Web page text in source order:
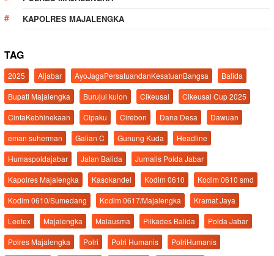
KAPOLRES MAJALENGKA
TAG
2025 Aljabar AyoJagaPersatuandanKesatuanBangsa
Balida
Bupati Majalengka
Burujul kulon Cikeusal
Cikeusal Cup 2025
CintaKebhinekaan
Cipaku Cirebon Dana Desa
Dawuan
eman suherman
Galian C Gunung Kuda
Headline
Humaspoldajabar
Jalan Balida
Jurnalis Polda Jabar
Kapolres Majalengka
Kasokandel Kodim 0610
Kodim 0610 smd
Kodim 0610/Sumedang
Kodim 0617/Majalengka
Kramat Jaya
Leetex
Majalengka Malausma Pilkades Balida
Polda Jabar
Polres Majalengka
Polri Polri Humanis
PolriHumanis